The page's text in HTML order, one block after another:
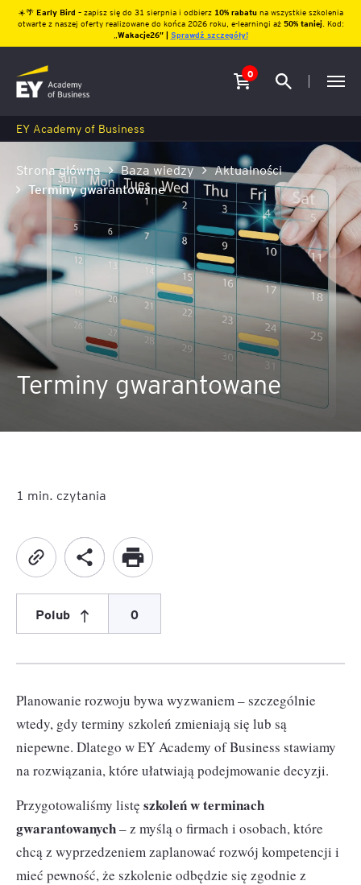
☀️🌴 Early Bird – zapisz się do 31 sierpnia i odbierz10% rabatu na wszystkie szkolenia
otwarte z naszej oferty realizowane do końca 2026 roku, e-learningi aż 50% taniej. Kod:
Wakacje26″ | Sprawdź szczegóły!
0
EY Academy of Business
Strona główna Baza wiedzy
Aktualności
Terminy gwarantowane
Terminy gwarantowane
1 min. czytania
Polub 0
Planowanie rozwoju bywa wyzwaniem – szczególnie
wtedy, gdy terminy szkoleń zmieniają się lub są
niepewne. Dlatego w EY Academy of Business stawiamy
na rozwiązania, które ułatwiają podejmowanie decyzji.
Przygotowaliśmy listę szkoleń w terminach
gwarantowanych– z myślą o firmach i osobach, które
chcą z wyprzedzeniem zaplanować rozwój kompetencji i
mieć pewność, że szkolenie odbędzie się zgodnie z